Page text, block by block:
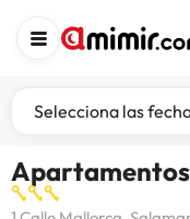
Selecciona las